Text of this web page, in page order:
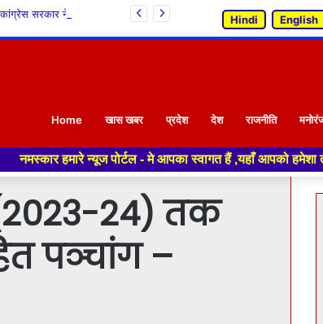
Hindi English
Home खास खबर प्रदेश देश राजनीति
न्यूज पोर्टल - मे आपका स्वागत हैं ,यहाँ आपको हमेशा ताजा खबरों
24) तक
पञ्चांग –